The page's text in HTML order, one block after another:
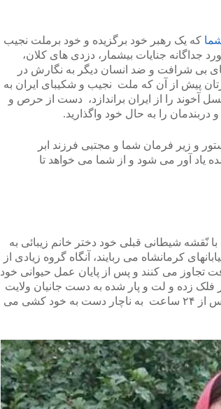
که یک رهبر خود برگزیده و خود برملت نجیب
ایران تحمیل نموده هستید نوشتم و در ۲۰ مورد جداگانه جنایات بیشمار، دزدی های کلان،
بی شرافت و ضد انسان دیگر به نگارش در
پیش از آن که ملت نجیب و شکیبای ایران به
آخوند را از ایران براندازد، دست از حرص و
را به حال خود واگذارید.
و زیر فرمان شما و مجتبی فرزند ابر
یاد آور می شود و از شما می خواهد تا
نّقشه شیطانی قبلی خود دختر خانم زیبائی به
کرمانشاه می ربایند، آنگاه گروه زیادی از
تجاوز می کنند و پس از پایان عمل حیوانی خود
فلک زده و لت و پار شده به دست جانیان ولایت
که نمی توانداین خفت و ظلم حیوانی را تحمل کند، پس از ۲۴ ساعت به ناچار دست به خود کشی می